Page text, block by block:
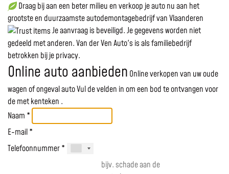
Draag bij aan een beter milieu en verkoop je auto nu aan het
grootste en duurzaamste autodemontagebedrijf van Vlaanderen
Je aanvraag is beveiligd. Je gegevens worden niet
gedeeld met anderen. Van der Ven Auto's is als familiebedrijf
betrokken bij je privacy.
Online auto aanbieden Online verkopen van uw oude
wagen of ongeval autoVul de velden in om een bod te ontvangen voor
demet kenteken .
Naam *
E-mail *
Telefoonnummer *